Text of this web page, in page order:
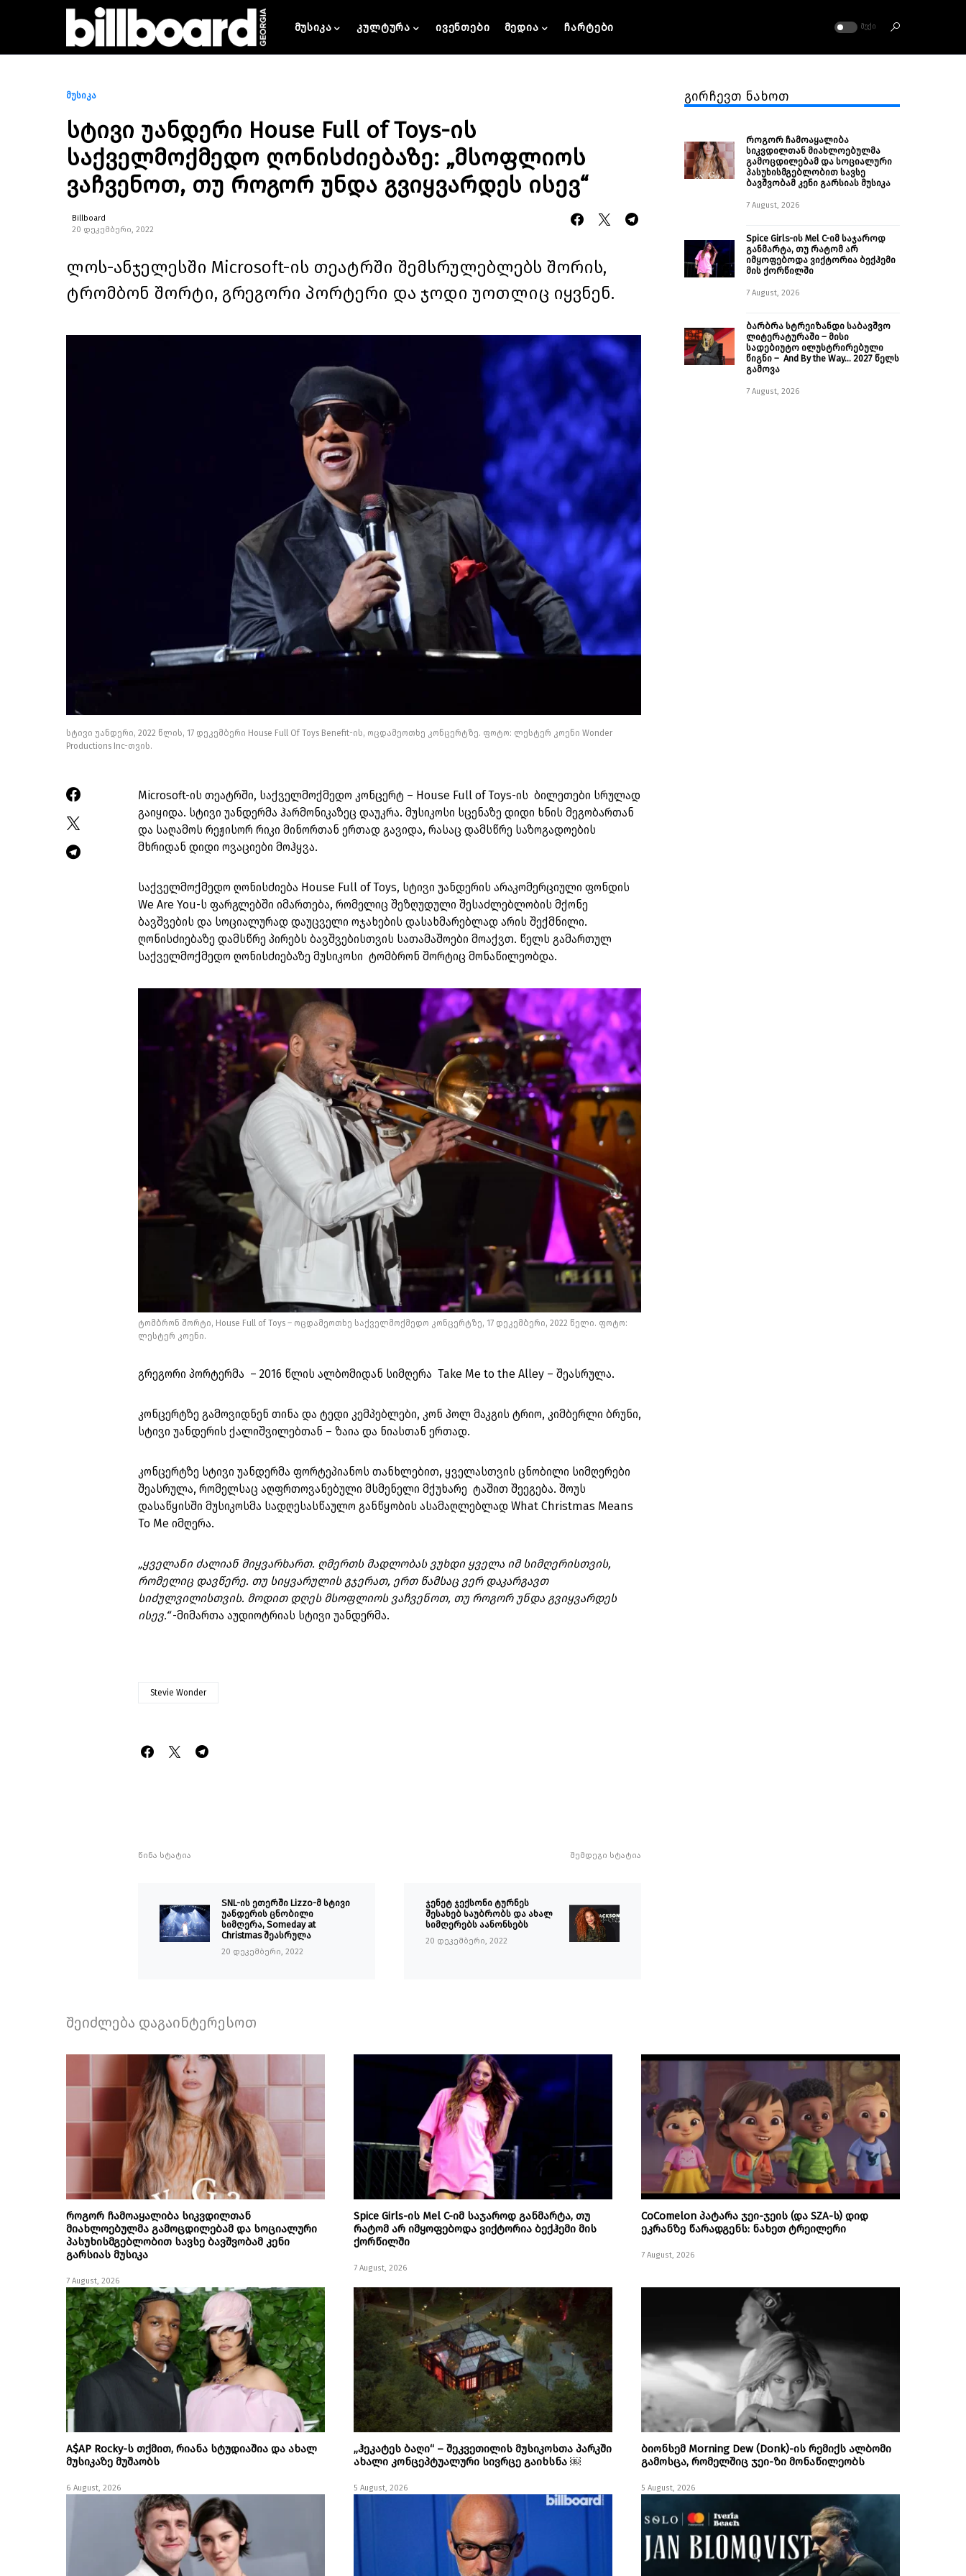
მუსიკა კულტურა ივენთები მედია ჩარტები ᲛᲣᲥᲘ
მუსიკა
სტივი უანდერი House Full of Toys-ის
საქველმოქმედო ღონისძიებაზე: „მსოფლიოს
ვაჩვენოთ, თუ როგორ უნდა გვიყვარდეს ისევ“
Billboard
20 დეკემბერი, 2022
ლოს-ანჯელესში Microsoft-ის თეატრში შემსრულებლებს შორის,
ტრომბონ შორტი, გრეგორი პორტერი და ჯოდი უოთლიც იყვნენ.
სტივი უანდერი, 2022 წლის, 17 დეკემბერი House Full Of Toys Benefit-ის, ოცდამეოთხე კონცერტზე. ფოტო: ლესტერ კოენი Wonder
Productions Inc-თვის.
Microsoft-ის თეატრში, საქველმოქმედო კონცერტ – House Full of Toys-ის ბილეთები სრულად
გაიყიდა. სტივი უანდერმა ჰარმონიკაზეც დაუკრა. მუსიკოსი სცენაზე დიდი ხნის მეგობართან
და საღამოს რეჟისორ რიკი მინორთან ერთად გავიდა, რასაც დამსწრე საზოგადოების
მხრიდან დიდი ოვაციები მოჰყვა.
საქველმოქმედო ღონისძიება House Full of Toys, სტივი უანდერის არაკომერციული ფონდის
We Are You-ს ფარგლებში იმართება, რომელიც შეზღუდული შესაძლებლობის მქონე
ბავშვების და სოციალურად დაუცველი ოჯახების დასახმარებლად არის შექმნილი.
ღონისძიებაზე დამსწრე პირებს ბავშვებისთვის სათამაშოები მოაქვთ. წელს გამართულ
საქველმოქმედო ღონისძიებაზე მუსიკოსი ტომბრონ შორტიც მონაწილეობდა.
ტომბრონ შორტი, House Full of Toys – ოცდამეოთხე საქველმოქმედო კონცერტზე, 17 დეკემბერი, 2022 წელი. ფოტო:
ლესტერ კოენი.
გრეგორი პორტერმა – 2016 წლის ალბომიდან სიმღერა Take Me to the Alley – შეასრულა.
კონცერტზე გამოვიდნენ თინა და ტედი კემპებლები, კონ პოლ მაკგის ტრიო, კიმბერლი ბრუნი,
სტივი უანდერის ქალიშვილებთან – ზაია და ნიასთან ერთად.
კონცერტზე სტივი უანდერმა ფორტეპიანოს თანხლებით, ყველასთვის ცნობილი სიმღერები
შეასრულა, რომელსაც აღფრთოვანებული მსმენელი მქუხარე ტაშით შეეგება. შოუს
დასაწყისში მუსიკოსმა სადღესასწაულო განწყობის ასამაღლებლად What Christmas Means
To Me იმღერა.
„ყველანი ძალიან მიყვარხართ. ღმერთს მადლობას ვუხდი ყველა იმ სიმღერისთვის,
რომელიც დავწერე. თუ სიყვარულის გჯერათ, ერთ წამსაც ვერ დაკარგავთ
სიძულვილისთვის. მოდით დღეს მსოფლიოს ვაჩვენოთ, თუ როგორ უნდა გვიყვარდეს
ისევ.“-მიმართა აუდიოტრიას სტივი უანდერმა.
Stevie Wonder
წინა სტატია
SNL-ის ეთერში Lizzo-მ სტივი
უანდერის ცნობილი
სიმღერა, Someday at
Christmas შეასრულა
20 დეკემბერი, 2022
შემდეგი სტატია
ჯენეტ ჯექსონი ტურნეს
შესახებ საუბრობს და ახალ
სიმღერებს აანონსებს
20 დეკემბერი, 2022
გირჩევთ ნახოთ
როგორ ჩამოაყალიბა
სიკვდილთან მიახლოებულმა
გამოცდილებამ და სოციალური
პასუხისმგებლობით სავსე
ბავშვობამ კენი გარსიას მუსიკა
7 August, 2026
Spice Girls-ის Mel C-იმ საჯაროდ
განმარტა, თუ რატომ არ
იმყოფებოდა ვიქტორია ბექჰემი
მის ქორწილში
7 August, 2026
ბარბრა სტრეიზანდი საბავშვო
ლიტერატურაში – მისი
სადებიუტო ილუსტრირებული
წიგნი – And By the Way… 2027 წელს
გამოვა
7 August, 2026
შეიძლება დაგაინტერესოთ
როგორ ჩამოაყალიბა სიკვდილთან
მიახლოებულმა გამოცდილებამ და სოციალური
პასუხისმგებლობით სავსე ბავშვობამ კენი
გარსიას მუსიკა
7 August, 2026
Spice Girls-ის Mel C-იმ საჯაროდ განმარტა, თუ
რატომ არ იმყოფებოდა ვიქტორია ბექჰემი მის
ქორწილში
7 August, 2026
CoComelon პატარა ჯეი-ჯეის (და SZA-ს) დიდ
ეკრანზე წარადგენს: ნახეთ ტრეილერი
7 August, 2026
A$AP Rocky-ს თქმით, რიანა სტუდიაშია და ახალ
მუსიკაზე მუშაობს
6 August, 2026
„ჰეკატეს ბაღი“ – შეკვეთილის მუსიკოსთა პარკში
ახალი კონცეპტუალური სივრცე გაიხსნა ￼
5 August, 2026
ბიონსემ Morning Dew (Donk)-ის რემიქს ალბომი
გამოსცა, რომელშიც ჯეი-ზი მონაწილეობს
5 August, 2026